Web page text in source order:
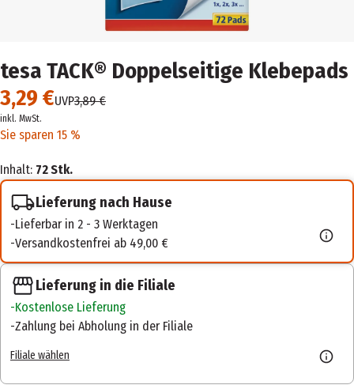
tesa TACK® Doppelseitige Klebepads
3,29 €UVP3,89 €
inkl. MwSt.
Sie sparen 15 %
Inhalt: 72 Stk.
Lieferung nach Hause
Lieferbar in 2 - 3 Werktagen
Versandkostenfrei ab 49,00 €
Lieferung in die Filiale
Kostenlose Lieferung
Zahlung bei Abholung in der Filiale
Filiale wählen